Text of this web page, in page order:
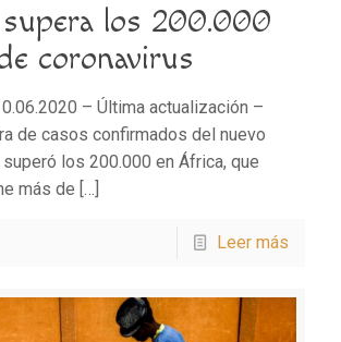
los 200.000
coronavirus
– Última actualización –
de casos confirmados del nuevo
los 200.000 en África, que
más de […]
Leer más